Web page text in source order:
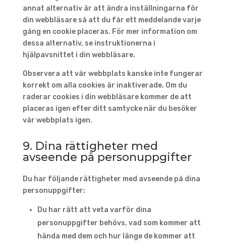
annat alternativ är att ändra inställningarna för
din webbläsare så att du får ett meddelande varje
gång en cookie placeras. För mer information om
dessa alternativ, se instruktionerna i
hjälpavsnittet i din webbläsare.
Observera att vår webbplats kanske inte fungerar
korrekt om alla cookies är inaktiverade. Om du
raderar cookies i din webbläsare kommer de att
placeras igen efter ditt samtycke när du besöker
vår webbplats igen.
9. Dina rättigheter med
avseende på personuppgifter
Du har följande rättigheter med avseende på dina
personuppgifter:
Du har rätt att veta varför dina
personuppgifter behövs, vad som kommer att
hända med dem och hur länge de kommer att